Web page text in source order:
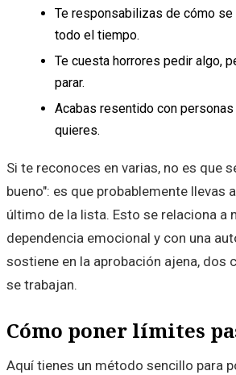
Te responsabilizas de cómo
todo el tiempo.
Te cuesta horrores pedir algo,
parar.
Acabas resentido con personas
quieres.
Si te reconoces en varias, no es que
bueno": es que probablemente llevas
último de la lista. Esto se relaciona a
dependencia emocional y con una
sostiene en la aprobación ajena, dos
se trabajan.
Cómo poner límites
Aquí tienes un método sencillo para